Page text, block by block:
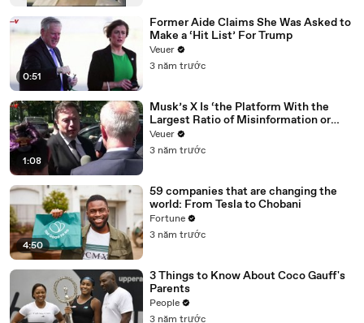
0:51
Former Aide Claims She Was Asked to
Make a ‘Hit List’ For Trump
Veuer
3 năm trước
1:08
Musk’s X Is ‘the Platform With the
Largest Ratio of Misinformation or
Disinformation’ Amongst All Social
Media Platforms
Veuer
3 năm trước
4:50
59 companies that are changing the
world: From Tesla to Chobani
Fortune
3 năm trước
3 Things to Know About Coco Gauff's
Parents
People
3 năm trước